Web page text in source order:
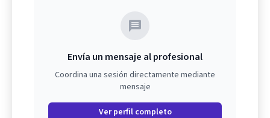
Envía un mensaje al profesional
Coordina una sesión directamente mediante
mensaje
Ver perfil completo